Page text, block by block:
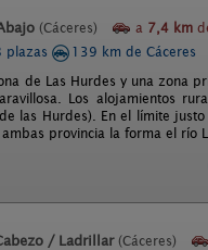
(Cáceres) a 7,4 km
plazas
139 km de Cáceres
de Las Hurdes y una zona
Los alojamientos
las Hurdes). En el límite
provincia la forma el río
/ Ladrillar (Cáceres)